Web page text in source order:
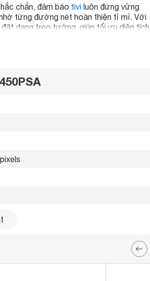
chắn, đảm bảo tivi luôn đứng vững
từng đường nét hoàn thiện tỉ mỉ. Với
dạng treo tường, giúp tối ưu diện tích